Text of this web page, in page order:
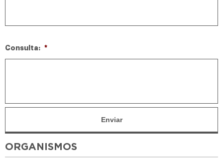
Consulta: *
ORGANISMOS